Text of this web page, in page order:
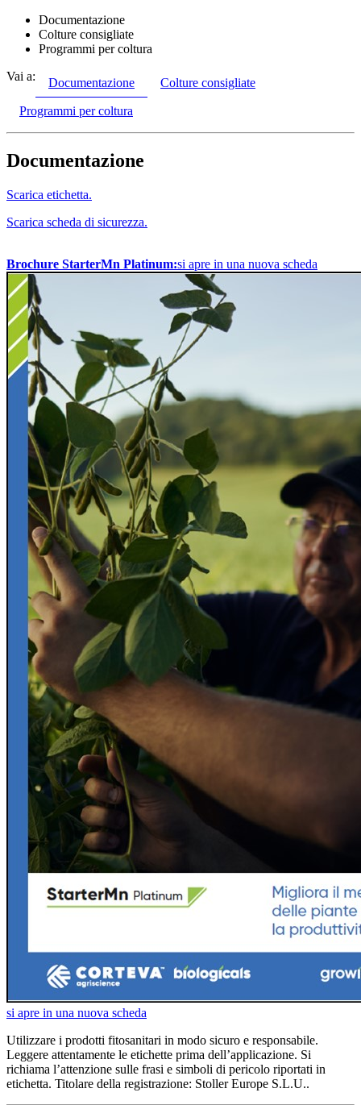
Documentazione
Colture consigliate
Programmi per coltura
Vai a:
Documentazione Colture consigliate
Programmi per coltura
Documentazione
Scarica etichetta.
Scarica scheda di sicurezza.
Brochure StarterMn Platinum:si apre in una nuova scheda
si apre in una nuova scheda
Utilizzare i prodotti fitosanitari in modo sicuro e responsabile.
Leggere attentamente le etichette prima dell’applicazione. Si
richiama l’attenzione sulle frasi e simboli di pericolo riportati in
etichetta. Titolare della registrazione: Stoller Europe S.L.U..